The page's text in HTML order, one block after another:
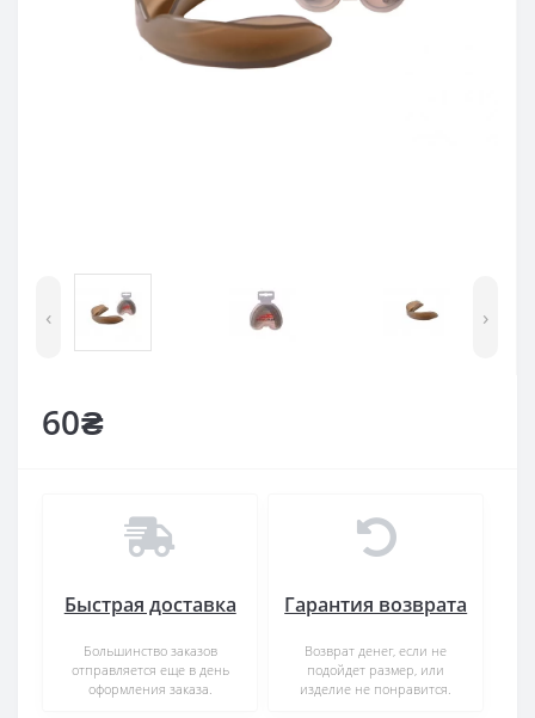
‹ ›
60₴
Быстрая доставка
Большинство заказов
отправляется еще в день
оформления заказа.
Гарантия возврата
Возврат денег, если не
подойдет размер, или
изделие не понравится.